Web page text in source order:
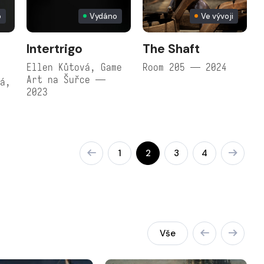
Vydáno
Intertrigo
Ellen Kůtová, Game
Art na Šuřce —
2023
Ve vývoji
The Shaft
Room 205 — 2024
1 2 3 4
Vše